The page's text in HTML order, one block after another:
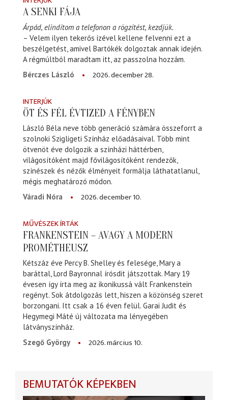
A SENKI FÁJA
Árpád, elindítom a telefonon a rögzítést, kezdjük.
– Velem ilyen tekerős izével kellene felvenni ezt a
beszélgetést, amivel Bartókék dolgoztak annak idején.
A régmúltból maradtam itt, az passzolna hozzám.
Bérczes László
2026. december 28.
INTERJÚK
ÖT ÉS FÉL ÉVTIZED A FÉNYBEN
László Béla neve több generáció számára összeforrt a
szolnoki Szigligeti Színház előadásaival. Több mint
ötvenöt éve dolgozik a színházi háttérben,
világosítóként majd fővilágosítóként rendezők,
színészek és nézők élményeit formálja láthatatlanul,
mégis meghatározó módon.
Váradi Nóra
2026. december 10.
MŰVÉSZEK ÍRTÁK
FRANKENSTEIN – AVAGY A MODERN
PROMÉTHEUSZ
Kétszáz éve Percy B. Shelley és felesége, Mary a
baráttal, Lord Bayronnal írósdit játszottak. Mary 19
évesen így írta meg az ikonikussá vált Frankenstein
regényt. Sok átdolgozás lett, hiszen a közönség szeret
borzongani. Itt csak a 16 éven felül. Garai Judit és
Hegymegi Máté új változata ma lényegében
látványszínház.
Szegő György
2026. március 10.
BEMUTATÓK KÉPEKBEN